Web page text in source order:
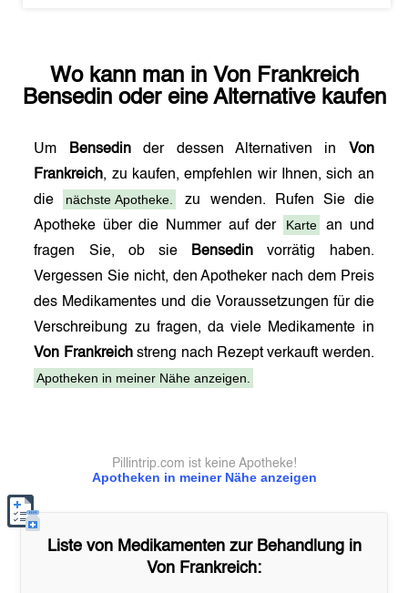
Wo kann man in Von Frankreich
Bensedinoder eine Alternative kaufen
Um Bensedinder dessen Alternativen in Von
Frankreich, zu kaufen, empfehlen wir Ihnen, sich an
die
nächste Apotheke.
zu wenden. Rufen Sie die
Apotheke über die Nummer auf der
Karte
an und
fragen Sie, ob sie
Bensedin vorrätig haben.
Vergessen Sie nicht, den Apotheker nach dem Preis
des Medikamentes und die Voraussetzungen für die
Verschreibung zu fragen, da viele Medikamente in
Von Frankreichstreng nach Rezept verkauft werden.
Apotheken in meiner Nähe anzeigen.
Apotheken in meiner Nähe anzeigen
Pillintrip.com ist keine Apotheke!
Liste von Medikamenten zur Behandlung in
Von Frankreich: